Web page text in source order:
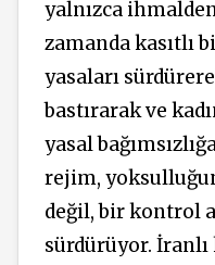
yalnızca
zamanda kasıtlı
yasaları
bastırarak ve
yasal
rejim,
değil, bir kontrol
sürdürüyor.